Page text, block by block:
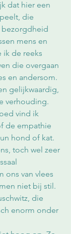
dat hier een
die
mens en
ik de reeks
die overgaan
en andersom.
gelijkwaardig,
verhouding.
vind ik
de empathie
hond of kat.
toch wel zeer
ons van vlees
niet bij stil.
die
enorm onder